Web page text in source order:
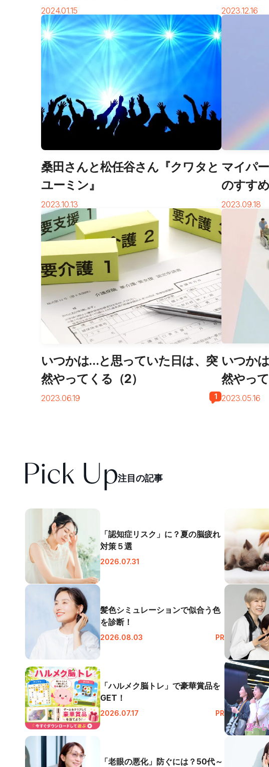
2024.01.15 2023.12.16
桑田さんと松任谷さん『クワタと
ユーミン』
2023.10.13
マイパ
のすすめ
2023.09.18
いつかは…と思っていた日は、突
然やってくる（2）
2023.06.19 1
いつか
然やって
2023.05.16
注目の記事
「認知症リスク」に？夏の脳疲れ
対策５選
2026.07.31
髪色シミュレーションで似合う色
を診断！
2026.08.03 PR
「ハルメク脳トレ」で豪華賞品を
GET！
2026.07.17 PR
「老眼の悪化」防ぐには？50代～